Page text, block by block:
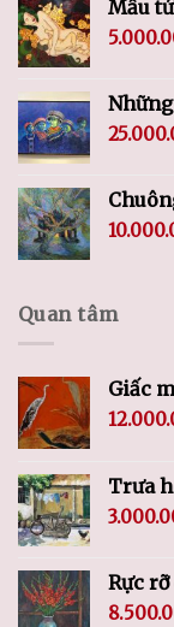
Mẫu tử
Quan tâm
Giấc
Trưa
Rực